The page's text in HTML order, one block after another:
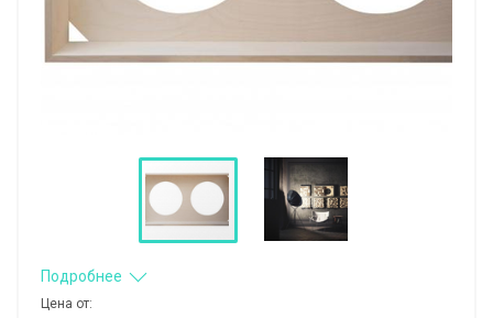
Подробнее
Цена от: